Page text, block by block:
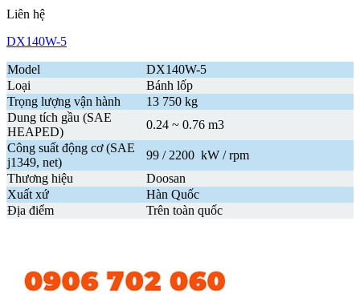
Liên hệ
DX140W-5
Model
DX140W-5
Loại
Bánh lốp
Trọng lượng vận hành
13 750 kg
Dung tích gầu (SAE
HEAPED)
0.24 ~ 0.76 m3
Công suất động cơ (SAE
j1349, net)
99 / 2200 kW / rpm
Thương hiệu
Doosan
Xuất xứ
Hàn Quốc
Địa điểm
Trên toàn quốc